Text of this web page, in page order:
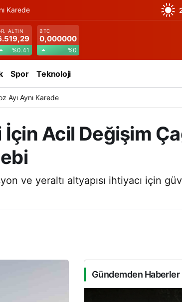
Karede
ALTIN
%0.41
BTC
0,000000
%0
Spor Teknoloji
Ayı Aynı Karede
Acil Değişim
ve yeraltı altyapısı ihtiyacı için
Gündemden Haberler